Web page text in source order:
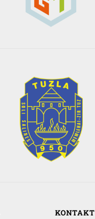
KONTAKT